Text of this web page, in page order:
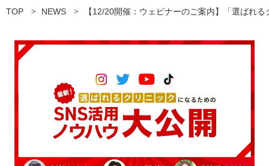
TOP NEWS 【12/20開催：ウェビナーのご案内】「選ばれ